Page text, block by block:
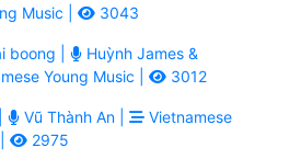
Music |
3043
boong |
Huỳnh James &
Young Music | 3012
Vũ Thành An |
Vietnamese
2975